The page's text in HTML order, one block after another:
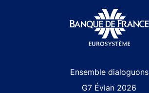
Ensemble dialoguons
G7 Évian 2026